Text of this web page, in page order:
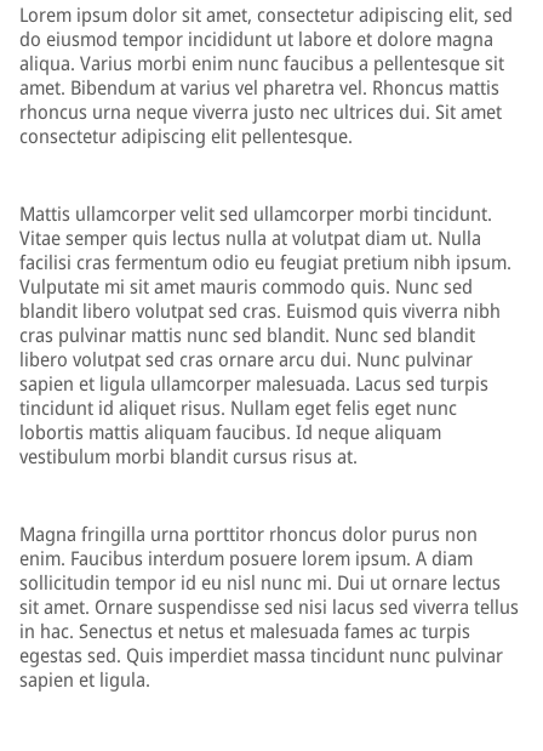
Lorem ipsum dolor sit amet, consectetur adipiscing elit, sed
do eiusmod tempor incididunt ut labore et dolore magna
aliqua. Varius morbi enim nunc faucibus a pellentesque sit
amet. Bibendum at varius vel pharetra vel. Rhoncus mattis
rhoncus urna neque viverra justo nec ultrices dui. Sit amet
consectetur adipiscing elit pellentesque.
Mattis ullamcorper velit sed ullamcorper morbi tincidunt.
Vitae semper quis lectus nulla at volutpat diam ut. Nulla
facilisi cras fermentum odio eu feugiat pretium nibh ipsum.
Vulputate mi sit amet mauris commodo quis. Nunc sed
blandit libero volutpat sed cras. Euismod quis viverra nibh
cras pulvinar mattis nunc sed blandit. Nunc sed blandit
libero volutpat sed cras ornare arcu dui. Nunc pulvinar
sapien et ligula ullamcorper malesuada. Lacus sed turpis
tincidunt id aliquet risus. Nullam eget felis eget nunc
lobortis mattis aliquam faucibus. Id neque aliquam
vestibulum morbi blandit cursus risus at.
Magna fringilla urna porttitor rhoncus dolor purus non
enim. Faucibus interdum posuere lorem ipsum. A diam
sollicitudin tempor id eu nisl nunc mi. Dui ut ornare lectus
sit amet. Ornare suspendisse sed nisi lacus sed viverra tellus
in hac. Senectus et netus et malesuada fames ac turpis
egestas sed. Quis imperdiet massa tincidunt nunc pulvinar
sapien et ligula.